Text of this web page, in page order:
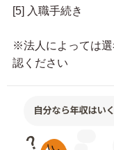
[5] 入職手続き
※法人によっては
認ください